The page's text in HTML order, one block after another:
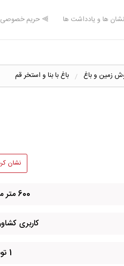
ها و یادداشت ها ⫸ حریم خصوصی
زمین و باغ باغ با بنا و استخر قم
نشان
600 متر مربع
کاربری
1 تومان